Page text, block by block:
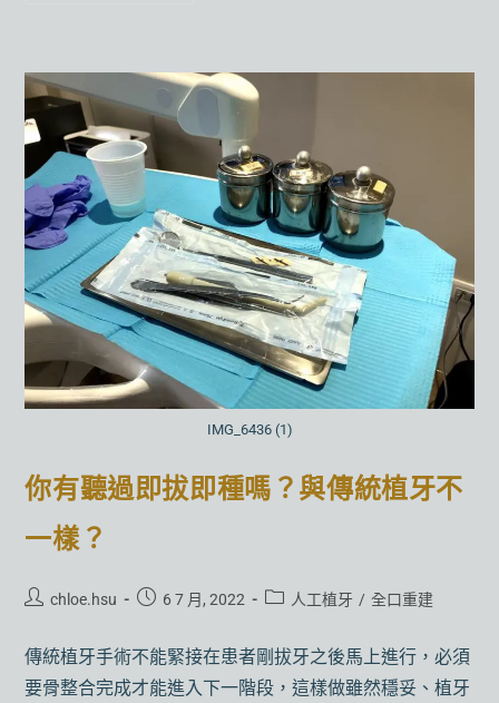
IMG_6436 (1)
你有聽過即拔即種嗎？與傳統植牙不
一樣？
chloe.hsu 6 7 月, 2022 人工植牙 / 全口重建
傳統植牙手術不能緊接在患者剛拔牙之後馬上進行，必須
要骨整合完成才能進入下一階段，這樣做雖然穩妥、植牙